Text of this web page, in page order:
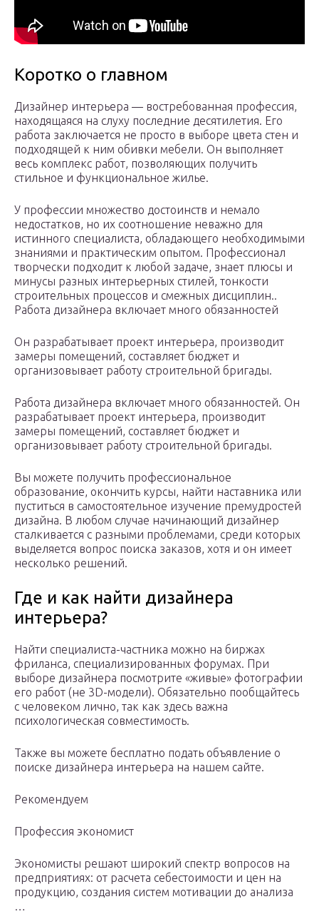
Коротко о главном
Дизайнер интерьера — востребованная профессия,
находящаяся на слуху последние десятилетия. Его
работа заключается не просто в выборе цвета стен и
подходящей к ним обивки мебели. Он выполняет
весь комплекс работ, позволяющих получить
стильное и функциональное жилье.
У профессии множество достоинств и немало
недостатков, но их соотношение неважно для
истинного специалиста, обладающего необходимыми
знаниями и практическим опытом. Профессионал
творчески подходит к любой задаче, знает плюсы и
минусы разных интерьерных стилей, тонкости
строительных процессов и смежных дисциплин..
Работа дизайнера включает много обязанностей
Он разрабатывает проект интерьера, производит
замеры помещений, составляет бюджет и
организовывает работу строительной бригады.
Работа дизайнера включает много обязанностей. Он
разрабатывает проект интерьера, производит
замеры помещений, составляет бюджет и
организовывает работу строительной бригады.
Вы можете получить профессиональное
образование, окончить курсы, найти наставника или
пуститься в самостоятельное изучение премудростей
дизайна. В любом случае начинающий дизайнер
сталкивается с разными проблемами, среди которых
выделяется вопрос поиска заказов, хотя и он имеет
несколько решений.
Где и как найти дизайнера
интерьера?
Найти специалиста-частника можно на биржах
фриланса, специализированных форумах. При
выборе дизайнера посмотрите «живые» фотографии
его работ (не 3D-модели). Обязательно пообщайтесь
с человеком лично, так как здесь важна
психологическая совместимость.
Также вы можете бесплатно подать объявление о
поиске дизайнера интерьера на нашем сайте.
Рекомендуем
Профессия экономист
Экономисты решают широкий спектр вопросов на
предприятиях: от расчета себестоимости и цен на
продукцию, создания систем мотивации до анализа
…